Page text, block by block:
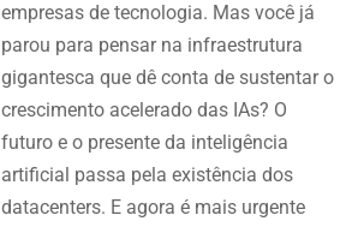
empresas de tecnologia. Mas você já
parou para pensar na infraestrutura
gigantesca que dê conta de sustentar o
crescimento acelerado das IAs? O
futuro e o presente da inteligência
artificial passa pela existência dos
datacenters. E agora é mais urgente